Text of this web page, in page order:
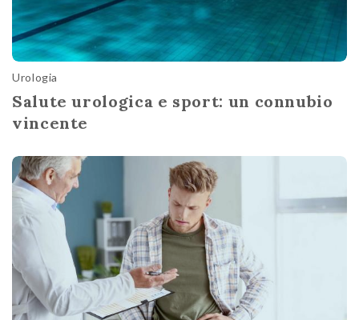
Urologia
Salute urologica e sport: un connubio
vincente